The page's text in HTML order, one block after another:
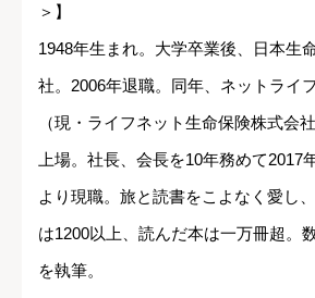
＞】
1948年生まれ。大学卒業後、日本生
社。2006年退職。同年、ネットライ
（現・ライフネット生命保険株式会
上場。社長、会長を10年務めて2017
より現職。旅と読書をこよなく愛し
は1200以上、読んだ本は一万冊超。
を執筆。